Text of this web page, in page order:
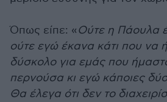
Όπως είπε: «Ούτε η Πάουλα
ούτε εγώ έκανα κάτι που να
δύσκολο για εμάς που
περνούσα κι εγώ κάποιες
Θα έλεγα ότι δεν το